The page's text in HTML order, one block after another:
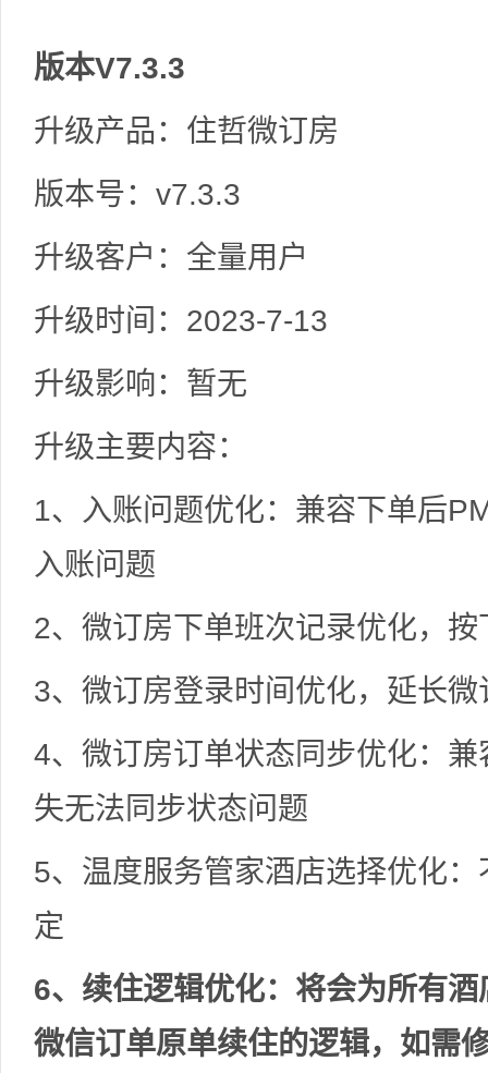
版本V7.3.3
升级产品：住哲微订房
版本号：v7.3.3
升级客户：全量用户
升级时间：2023-7-13
升级影响：暂无
升级主要内容：
1、入账问题优化：兼容下单后
入账问题
2、微订房下单班次记录优化，
3、微订房登录时间优化，延长
4、微订房订单状态同步优化：
失无法同步状态问题
5、温度服务管家酒店选择优化
定
6、续住逻辑优化：将会为所有
微信订单原单续住的逻辑，如需